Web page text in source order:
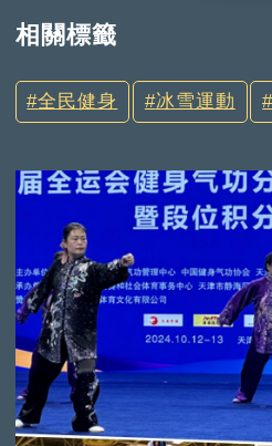
相關標籤
全民健身 冰雪運動